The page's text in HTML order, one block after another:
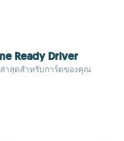
Ready Driver
ล่าสุดสำหรับการ์ดของคุณ